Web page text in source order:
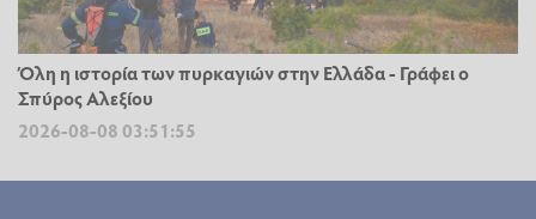
Όλη η ιστορία των πυρκαγιών στην Ελλάδα - Γράφει ο
Σπύρος Αλεξίου
2026-08-08 03:51:55